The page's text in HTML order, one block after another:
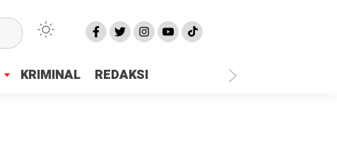
KRIMINAL REDAKSI